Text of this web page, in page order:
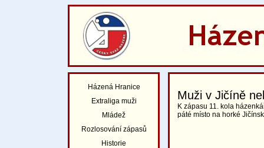
Házená Hranice
Extraliga muži
Mládež
Rozlosování zápasů
Historie
Muži v Jičíně
K zápasu 11. kola
páté místo na horké